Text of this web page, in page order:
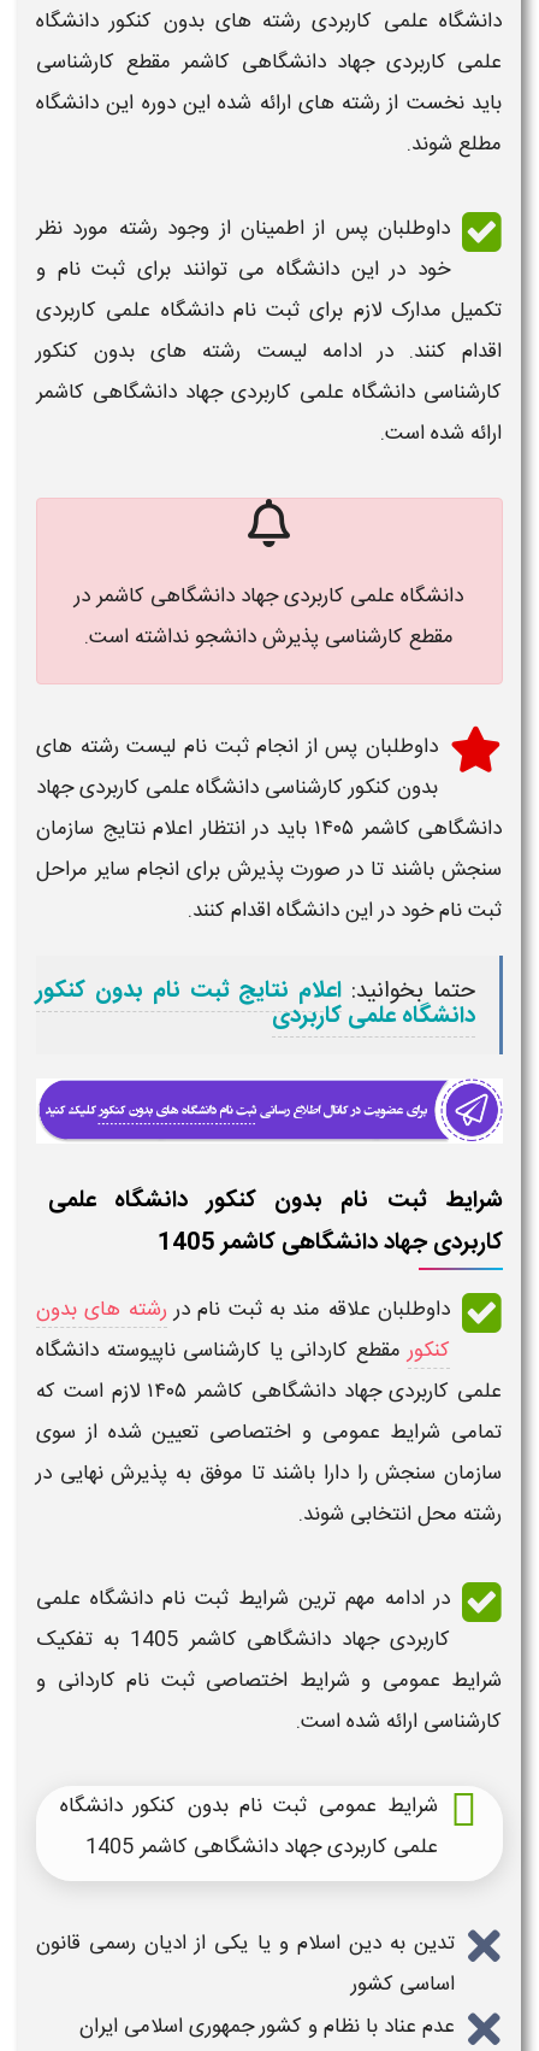
دانشگاه علمی کاربردی رشته های بدون کنکور دانشگاه
علمی کاربردی جهاد دانشگاهی کاشمر مقطع کارشناسی
باید نخست از رشته های ارائه شده این دوره این دانشگاه
مطلع شوند.
داوطلبان پس از اطمینان از وجود رشته مورد نظر
خود در این دانشگاه می توانند برای ثبت نام و
تکمیل مدارک لازم برای ثبت نام دانشگاه علمی کاربردی
اقدام کنند. در ادامهلیست رشته های بدون کنکور
کارشناسی دانشگاه علمی کاربردی جهاد دانشگاهی کاشمر
ارائه شده است.
دانشگاه علمی کاربردی جهاد دانشگاهی کاشمر در
مقطع کارشناسی پذیرش دانشجو نداشته است.
داوطلبان پس از انجامثبت نام لیست رشته های
بدون کنکور کارشناسی دانشگاه علمی کاربردی جهاد
دانشگاهی کاشمر ۱۴۰۵
باید در انتظار اعلام نتایج سازمان
سنجش باشند تا در صورت پذیرش برای انجام سایر مراحل
ثبت نامخود در ایندانشگاهاقدام کنند.
حتما بخوانید: اعلام نتایج ثبت نام بدون کنکور
دانشگاه علمی کاربردی
شرایط ثبت نام بدون کنکور دانشگاه علمی
کاربردی جهاد دانشگاهی کاشمر 1405
داوطلبان علاقه مند به ثبت نام در رشته های بدون
کنکور مقطع کاردانی یا کارشناسی ناپیوسته دانشگاه
علمی کاربردی جهاد دانشگاهی کاشمر ۱۴۰۵
لازم است که
تمامی شرایط عمومی و اختصاصی تعیین شده از سوی
سازمان سنجش را دارا باشند تا موفق به پذیرش نهایی در
رشته محل انتخابی شوند.
در ادامه مهم ترین شرایط ثبت نام دانشگاه علمی
کاربردیجهاد دانشگاهی کاشمر 1405
به تفکیک
شرایط عمومی و شرایط اختصاصی ثبت نام کاردانی و
کارشناسی ارائه شده است.
شرایط عمومی ثبت نام بدون کنکور دانشگاه
علمی کاربردی جهاد دانشگاهی کاشمر 1405
تدین به دین اسلام و یا یکی از ادیان رسمی قانون
اساسی کشور
عدم عناد با نظام و کشور جمهوری اسلامی ایران